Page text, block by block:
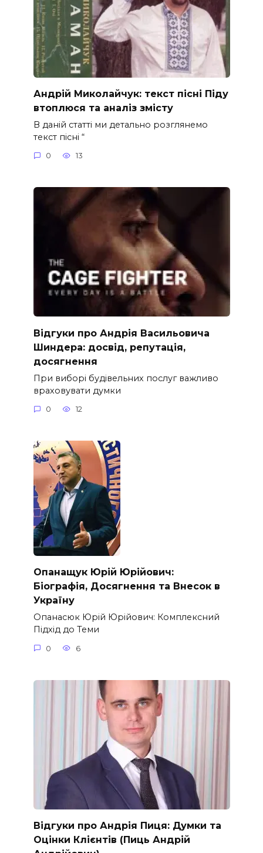
Андрій Миколайчук: текст пісні Піду
втоплюся та аналіз змісту
В даній статті ми детально розглянемо
текст пісні “
0 13
Відгуки про Андрія Васильовича
Шиндера: досвід, репутація,
досягнення
При виборі будівельних послуг важливо
враховувати думки
0 12
Опанащук Юрій Юрійович:
Біографія, Досягнення та Внесок в
Україну
Опанасюк Юрій Юрійович: Комплексний
Підхід до Теми
0 6
Відгуки про Андрія Пиця: Думки та
Оцінки Клієнтів (Пиць Андрій